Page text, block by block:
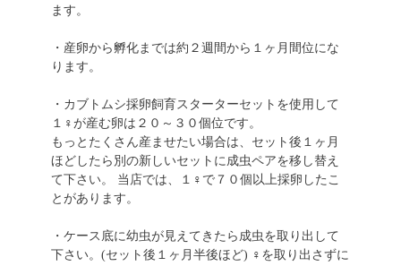
ます。
・産卵から孵化までは約２週間から１ヶ月間位にな
ります。
・カブトムシ採卵飼育スターターセットを使用して
１♀が産む卵は２０～３０個位です。
もっとたくさん産ませたい場合は、セット後１ヶ月
ほどしたら別の新しいセットに成虫ペアを移し替え
て下さい。 当店では、１♀で７０個以上採卵したこ
とがあります。
・ケース底に幼虫が見えてきたら成虫を取り出して
下さい。(セット後１ヶ月半後ほど) ♀を取り出さずに